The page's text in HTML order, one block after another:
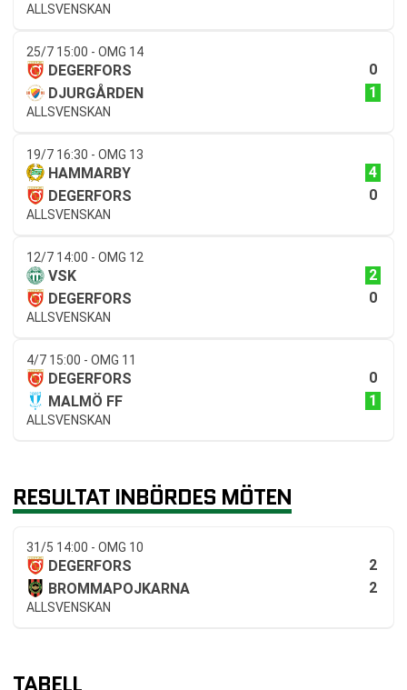
ALLSVENSKAN
25/7 15:00 - OMG 14
DEGERFORS
0
DJURGÅRDEN
1
ALLSVENSKAN
19/7 16:30 - OMG 13
HAMMARBY
4
DEGERFORS
0
ALLSVENSKAN
12/7 14:00 - OMG 12
VSK
2
DEGERFORS
0
ALLSVENSKAN
4/7 15:00 - OMG 11
DEGERFORS
0
MALMÖ FF
1
ALLSVENSKAN
RESULTAT INBÖRDES MÖTEN
31/5 14:00 - OMG 10
DEGERFORS
2
BROMMAPOJKARNA
2
ALLSVENSKAN